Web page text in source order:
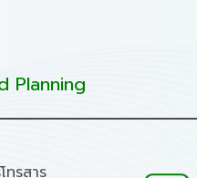
Planning
ทรสาร